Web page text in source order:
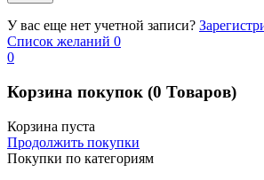
У вас еще нет учетной записи?
Список желаний 0
0
Корзина покупок (0 Товаров)
Корзина пуста
Продолжить покупки
Покупки по категориям